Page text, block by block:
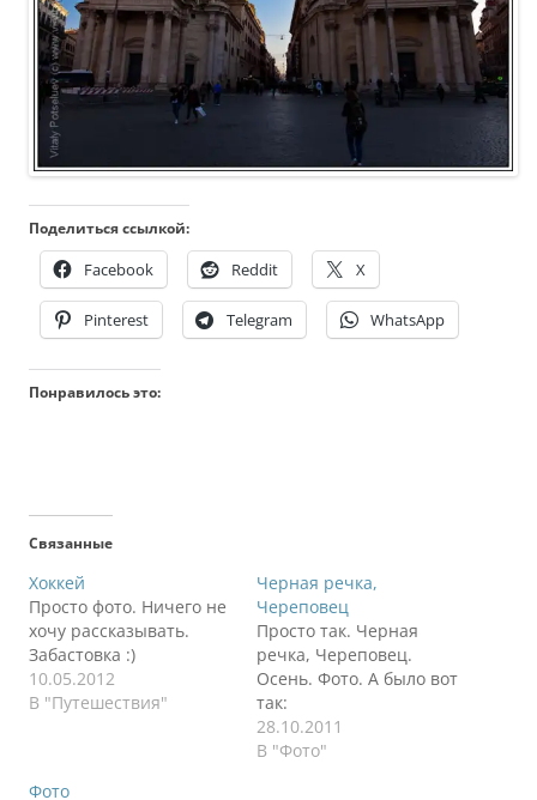
Поделиться ссылкой:
Facebook Reddit X
Pinterest Telegram WhatsApp
Понравилось это:
Связанные
Хоккей
Просто фото. Ничего не
хочу рассказывать.
Забастовка :)
10.05.2012
В "Путешествия"
Черная речка,
Череповец
Просто так. Черная
речка, Череповец.
Осень. Фото. А было вот
так:
28.10.2011
В "Фото"
Фото